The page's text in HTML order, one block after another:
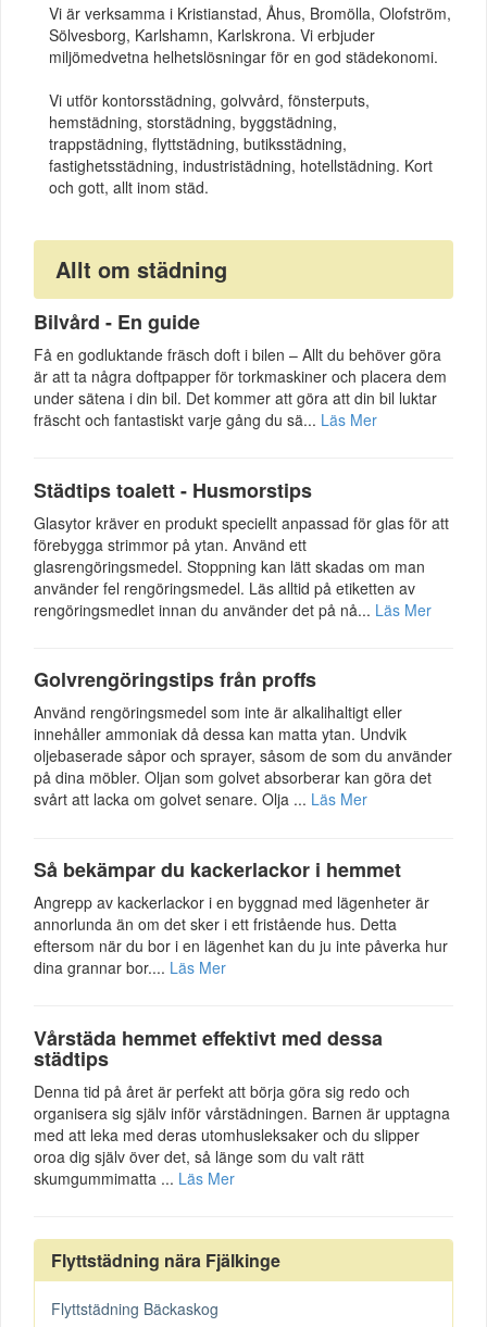
Vi är verksamma i Kristianstad, Åhus, Bromölla, Olofström,
Sölvesborg, Karlshamn, Karlskrona. Vi erbjuder
miljömedvetna helhetslösningar för en god städekonomi.
Vi utför kontorsstädning, golvvård, fönsterputs,
hemstädning, storstädning, byggstädning,
trappstädning, flyttstädning, butiksstädning,
fastighetsstädning, industristädning, hotellstädning. Kort
och gott, allt inom städ.
Allt om städning
Bilvård - En guide
Få en godluktande fräsch doft i bilen – Allt du behöver göra
är att ta några doftpapper för torkmaskiner och placera dem
under sätena i din bil. Det kommer att göra att din bil luktar
fräscht och fantastiskt varje gång du sä... Läs Mer
Städtips toalett - Husmorstips
Glasytor kräver en produkt speciellt anpassad för glas för att
förebygga strimmor på ytan. Använd ett
glasrengöringsmedel. Stoppning kan lätt skadas om man
använder fel rengöringsmedel. Läs alltid på etiketten av
rengöringsmedlet innan du använder det på nå... Läs Mer
Golvrengöringstips från proffs
Använd rengöringsmedel som inte är alkalihaltigt eller
innehåller ammoniak då dessa kan matta ytan. Undvik
oljebaserade såpor och sprayer, såsom de som du använder
på dina möbler. Oljan som golvet absorberar kan göra det
svårt att lacka om golvet senare. Olja ... Läs Mer
Så bekämpar du kackerlackor i hemmet
Angrepp av kackerlackor i en byggnad med lägenheter är
annorlunda än om det sker i ett fristående hus. Detta
eftersom när du bor i en lägenhet kan du ju inte påverka hur
dina grannar bor.... Läs Mer
Vårstäda hemmet effektivt med dessa
städtips
Denna tid på året är perfekt att börja göra sig redo och
organisera sig själv inför vårstädningen. Barnen är upptagna
med att leka med deras utomhusleksaker och du slipper
oroa dig själv över det, så länge som du valt rätt
skumgummimatta ... Läs Mer
Flyttstädning nära Fjälkinge
Flyttstädning Bäckaskog